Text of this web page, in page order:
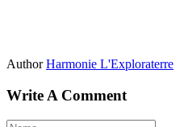
Author Harmonie L'Exploraterre
Write A Comment